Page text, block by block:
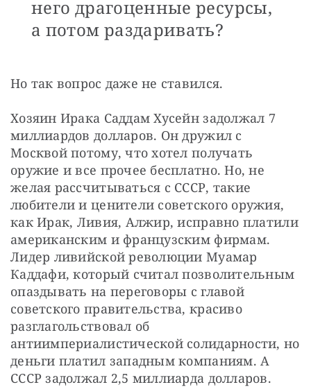
него драгоценные ресурсы,
а потом раздаривать?
Но так вопрос даже не ставился.
Хозяин Ирака Саддам Хусейн задолжал 7
миллиардов долларов. Он дружил с
Москвой потому, что хотел получать
оружие и все прочее бесплатно. Но, не
желая рассчитываться с СССР, такие
любители и ценители советского оружия,
как Ирак, Ливия, Алжир, исправно платили
американским и французским фирмам.
Лидер ливийской революции Муамар
Каддафи, который считал позволительным
опаздывать на переговоры с главой
советского правительства, красиво
разглагольствовал об
антиимпериалистической солидарности, но
деньги платил западным компаниям. А
СССР задолжал 2,5 миллиарда долларов.